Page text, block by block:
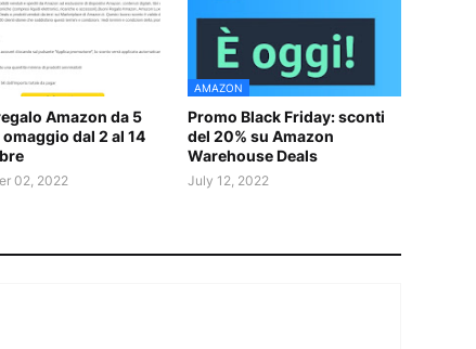
Amazon da 5
dal 2 al 14
02, 2022
AMAZON
Promo Black Friday: sconti
del 20% su Amazon
Warehouse Deals
July 12, 2022